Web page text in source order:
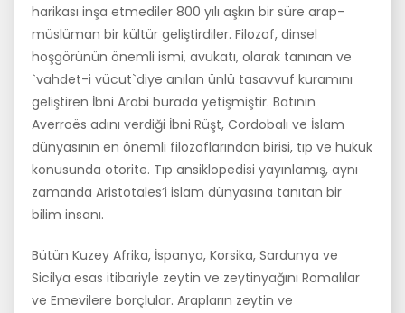
harikası inşa etmediler 800 yılı aşkın bir süre arap-
müslüman bir kültür geliştirdiler. Filozof, dinsel
hoşgörünün önemli ismi, avukatı, olarak tanınan ve
`vahdet-i vücut`­diye anılan ünlü tasavvuf kuramını
geliştiren İbni Arabi burada yetiş­miştir. Batının
Averroës adını verdiği İbni Rüşt, Cordobalı ve İslam
dün­yasının en önemli filozoflarından birisi, tıp ve hukuk
konusunda otorite. Tıp ansiklopedisi yayınlamış, aynı
zamanda Aristotales’i islam dünyası­na tanıtan bir
bilim insanı.
Bütün Kuzey Afrika, İspanya, Korsika, Sardunya ve
Sicilya esas itiba­riyle zeytin ve zeytinyağını Romalılar
ve Emevilere borçlular. Arapların zeytin ve